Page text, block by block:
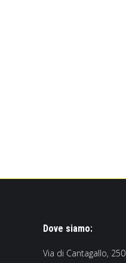
Dove siamo:
Via di Cantagallo, 250